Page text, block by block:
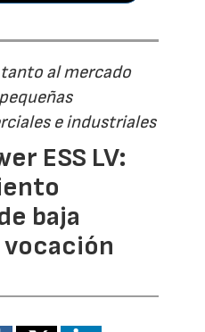
al mercado
e industriales
ESS LV:
baja